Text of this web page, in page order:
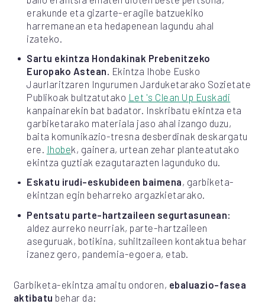
erakunde eta gizarte-eragile batzuekiko
harremanean eta hedapenean lagundu ahal
izateko.
Sartu ekintza Hondakinak Prebenitzeko
Europako Astean. Ekintza Ihobe Eusko
Jaurlaritzaren Ingurumen Jarduketarako Sozietate
Publikoak bultzatutako Let 's Clean Up Euskadi
kanpainarekin bat badator. Inskribatu ekintza eta
garbiketarako materiala jaso ahal izango duzu,
baita komunikazio-tresna desberdinak deskargatu
ere. Ihobek, gainera, urtean zehar planteatutako
ekintza guztiak ezagutarazten lagunduko du.
Eskatu irudi-eskubideen baimena, garbiketa-
ekintzan egin beharreko argazkietarako.
Pentsatu parte-hartzaileen segurtasunean:
aldez aurreko neurriak, parte-hartzaileen
aseguruak, botikina, suhiltzaileen kontaktua behar
izanez gero, pandemia-egoera, etab.
Garbiketa-ekintza amaitu ondoren, ebaluazio-fasea
aktibatu behar da: